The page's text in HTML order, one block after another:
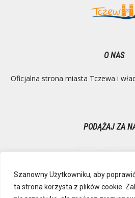
Szanowny Użytkowniku, aby
ta strona korzysta z plików cookie.
O NAS
Oficjalna strona miasta Tczewa i
PODĄŻAJ ZA
Ochrona danych osobowych